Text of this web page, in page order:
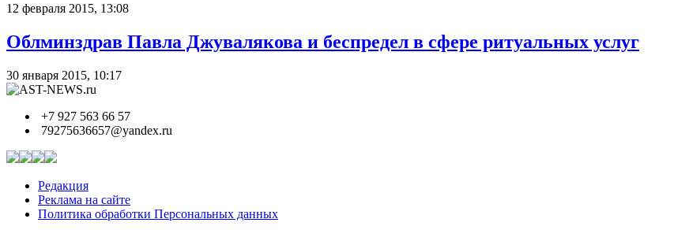
12 февраля 2015, 13:08
Облминздрав Павла Джувалякова и беспредел в сфере ритуальных услуг
30 января 2015, 10:17
+7 927 563 66 57
79275636657@yandex.ru
Редакция
Реклама на сайте
Политика обработки Персональных данных